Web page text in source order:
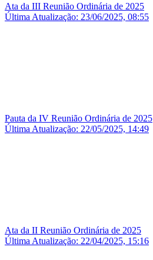
Ata da III Reunião Ordinária de 2025
Última Atualização: 23/06/2025, 08:55
Pauta da IV Reunião Ordinária de 2025
Última Atualização: 22/05/2025, 14:49
Ata da II Reunião Ordinária de 2025
Última Atualização: 22/04/2025, 15:16